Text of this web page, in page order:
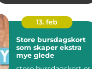
bl...
13. feb
Store bursdagskort
som skaper ekstra
mye glede